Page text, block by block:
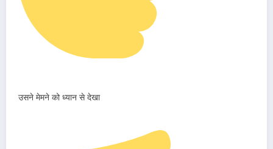
उसने मेमने को ध्यान से देखा